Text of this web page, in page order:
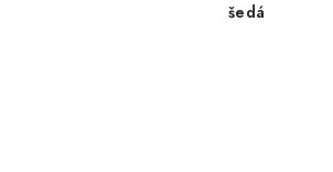
šedá